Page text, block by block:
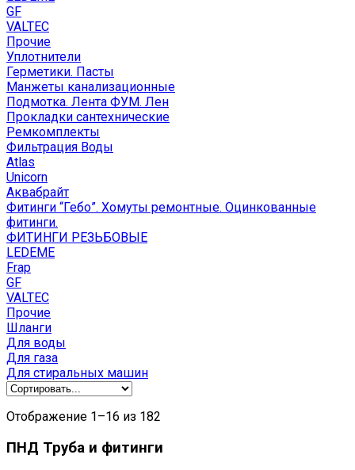
GF
VALTEC
Прочие
Уплотнители
Герметики. Пасты
Манжеты канализационные
Подмотка. Лента ФУМ. Лен
Прокладки сантехнические
Ремкомплекты
Фильтрация Воды
Atlas
Unicorn
Аквабрайт
Фитинги “Гебо”. Хомуты ремонтные. Оцинкованные
фитинги.
ФИТИНГИ РЕЗЬБОВЫЕ
LEDEME
Frap
GF
VALTEC
Прочие
Шланги
Для воды
Для газа
Для стиральных машин
Отображение 1–16 из 182
популярности
ПНД Труба и фитинги